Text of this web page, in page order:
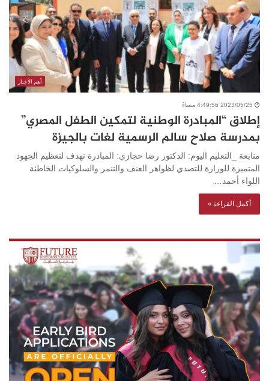
أهم الأخبار
2023/05/25 4:49:56 مساءً
إطلاق “المبادرة الوطنية لتمكين الطفل المصري”
بمدرسة صلاح سالم الرسمية لغات بالجيزة
متابعة _التعليم اليوم: الدكتور رضا حجازي: المبادرة تهدف لتعظيم الجهود
المتميزة للوزارة للتصدي لظواهر العنف والتنمر والسلوكيات الخاطئة
اللواء أحمد…
أكمل القراءة »